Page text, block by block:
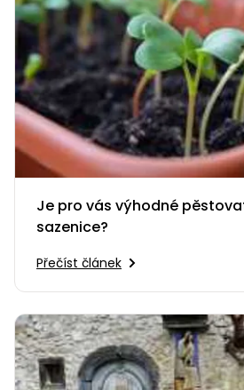
Je pro vás výhodné
sazenice?
Přečíst článek